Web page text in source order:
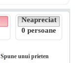
Neapreciat
0 persoane
Spune unui prieten